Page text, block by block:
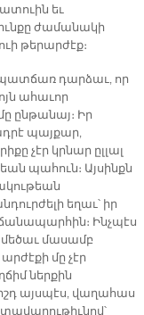
եւ
ժամանակի
թերարժէք։
դարձաւ, որ
ահաւոր
ընթանայ։ Իր
պայքար,
չէր կրնար ըլլալ
պահուն։ Այսինքն
եղաւ՝ իր
Ինչպէս
մեծաւ մասամբ
մը չէր
ներքին
այսպէս, վաղահաս